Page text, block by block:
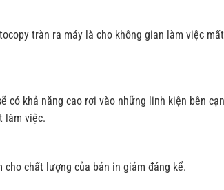
tràn ra máy là cho không gian làm việc
có khả năng cao rơi vào những linh kiện bên
làm việc.
chất lượng của bản in giảm đáng kể.